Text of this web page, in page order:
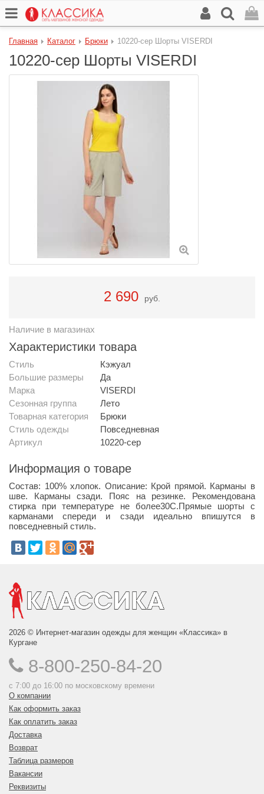
Главная Каталог Брюки 10220-сер Шорты VISERDI
10220-сер Шорты VISERDI
2 690 руб.
Наличие в магазинах
Характеристики товара
Стиль
Кэжуал
Большие размеры
Да
Марка
VISERDI
Сезонная группа
Лето
Товарная категория
Брюки
Стиль одежды
Повседневная
Артикул
10220-сер
Информация о товаре
Состав: 100% хлопок. Описание: Крой прямой. Карманы в
шве. Карманы сзади. Пояс на резинке. Рекомендована
стирка при температуре не более30С.Прямые шорты с
карманами спереди и сзади идеально впишутся в
повседневный стиль.
2026 © Интернет-магазин одежды для женщин «Классика» в
Кургане
8-800-250-84-20
с 7:00 до 16:00 по московскому времени
О компании
Как оформить заказ
Как оплатить заказ
Доставка
Возврат
Таблица размеров
Вакансии
Реквизиты